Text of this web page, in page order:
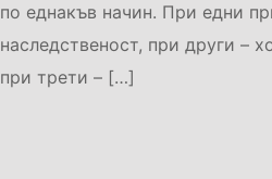
по еднакъв начин. При едни
наследственост, при други –
при трети – […]